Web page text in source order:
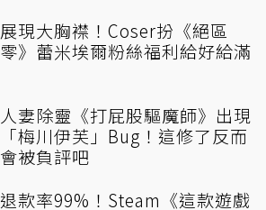
展現大胸襟！Coser扮《絕區
零》蕾米埃爾粉絲福利給好給滿
人妻除靈《打屁股驅魔師》出現
「梅川伊芙」Bug！這修了反而
會被負評吧
退款率99%！Steam《這款遊戲